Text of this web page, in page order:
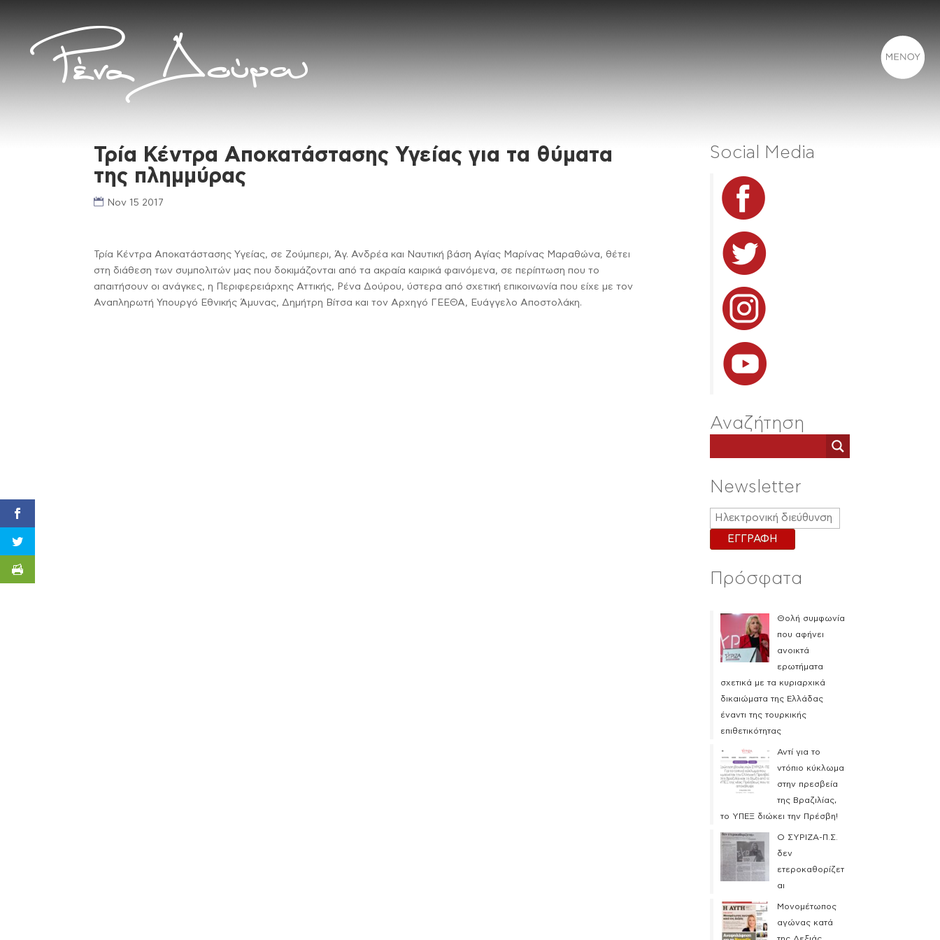
Τρία Κέντρα Αποκατάστασης Υγείας για τα θύματα
της πλημμύρας
Nov 15 2017
Τρία Κέντρα Αποκατάστασης Υγείας, σε Ζούμπερι, Άγ. Ανδρέα και Ναυτική βάση Αγίας Μαρίνας Μαραθώνα, θέτει
στη διάθεση των συμπολιτών μας που δοκιμάζονται από τα ακραία καιρικά φαινόμενα, σε περίπτωση που το
απαιτήσουν οι ανάγκες, η Περιφερειάρχης Αττικής, Ρένα Δούρου, ύστερα από σχετική επικοινωνία που είχε με τον
Αναπληρωτή Υπουργό Εθνικής Άμυνας, Δημήτρη Βίτσα και τον Αρχηγό ΓΕΕΘΑ, Ευάγγελο Αποστολάκη.
Social Media
Αναζήτηση
Newsletter
Πρόσφατα
Θολή συμφωνία
που αφήνει
ανοικτά
ερωτήματα
σχετικά με τα κυριαρχικά
δικαιώματα της Ελλάδας
έναντι της τουρκικής
επιθετικότητας
Αντί για το
ντόπιο κύκλωμα
στην πρεσβεία
της Βραζιλίας,
το ΥΠΕΞ διώκει την Πρέσβη!
Ο ΣΥΡΙΖΑ-Π.Σ.
δεν
ετεροκαθορίζετ
αι
Μονομέτωπος
αγώνας κατά